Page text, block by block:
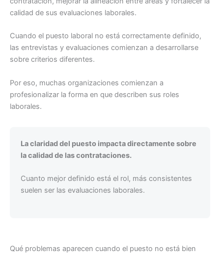
calidad de sus evaluaciones laborales.
Cuando el puesto laboral no está correctamente definido,
las entrevistas y evaluaciones comienzan a desarrollarse
sobre criterios diferentes.
Por eso, muchas organizaciones comienzan a
profesionalizar la forma en que describen sus roles
laborales.
La claridad del puesto impacta directamente sobre
la calidad de las contrataciones.
Cuanto mejor definido está el rol, más consistentes
suelen ser las evaluaciones laborales.
Qué problemas aparecen cuando el puesto no está bien